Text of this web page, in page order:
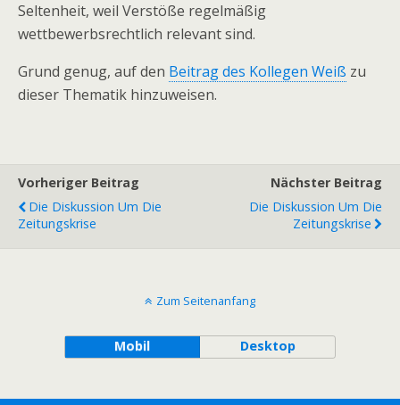
Seltenheit, weil Verstöße regelmäßig
wettbewerbsrechtlich relevant sind.
Grund genug, auf den Beitrag des Kollegen Weiß zu
dieser Thematik hinzuweisen.
Vorheriger Beitrag
Die Diskussion Um Die
Zeitungskrise
Nächster Beitrag
Die Diskussion Um Die
Zeitungskrise
Zum Seitenanfang
Mobil Desktop